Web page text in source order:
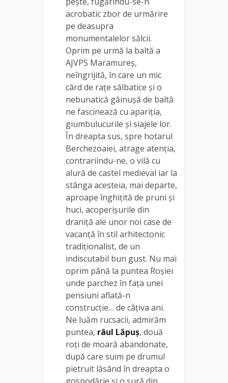
acrobatic zbor de urmărire
pe deasupra
monumentalelor sălcii.
Oprim pe urmă la baltă a
AJVPS Maramureș,
neîngrijită, în care un mic
cârd de rațe sălbatice și o
nebunatică găinușă de baltă
ne fascinează cu apariția,
giumbulucurile și siajele lor.
În dreapta sus, spre hotarul
Berchezoaiei, atrage atenția,
contrariindu-ne, o vilă cu
alură de castel medieval iar la
stânga acesteia, mai departe,
aproape înghițită de pruni și
huci, acoperișurile din
draniță ale unor noi case de
vacanță în stil arhitectonic
tradiționalist, de un
indiscutabil bun gust. Nu mai
oprim până la puntea Roșiei
unde parchez în fața unei
pensiuni aflată-n
construcție… de câțiva ani.
Ne luăm rucsacii, admirăm
puntea, râul Lăpuș, două
roți de moară abandonate,
după care suim pe drumul
pietruit lăsând în dreapta o